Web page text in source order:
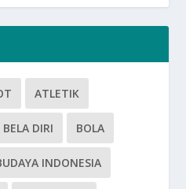
ATLETIK
BELA DIRI BOLA
INDONESIA